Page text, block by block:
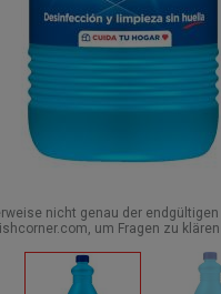
nicht genau der
um Fragen zu